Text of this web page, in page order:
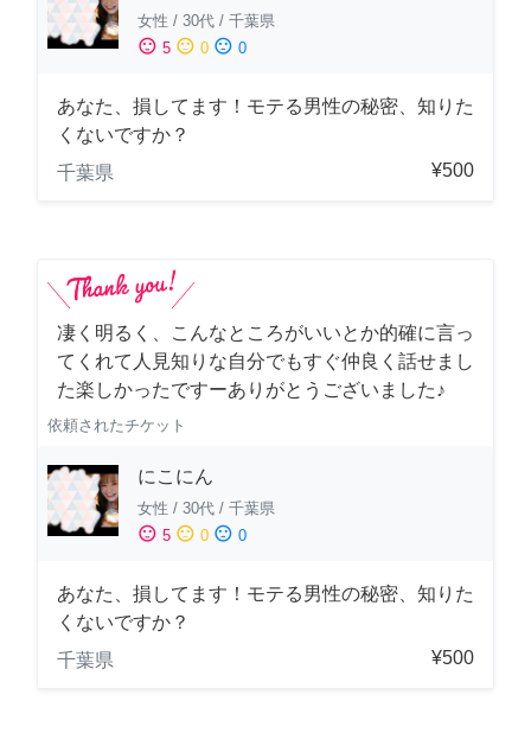
女性 / 30代 / 千葉県
sentiment_satisfied 5 sentiment_neutral 0 sentiment_dissatisfied 0
あなた、損してます！モテる男性の秘密、知りた
くないですか？
千葉県
¥500
凄く明るく、こんなところがいいとか的確に言っ
てくれて人見知りな自分でもすぐ仲良く話せまし
た楽しかったですーありがとうございました♪
依頼されたチケット
にこにん
女性 / 30代 / 千葉県
sentiment_satisfied 5 sentiment_neutral 0 sentiment_dissatisfied 0
あなた、損してます！モテる男性の秘密、知りた
くないですか？
千葉県
¥500